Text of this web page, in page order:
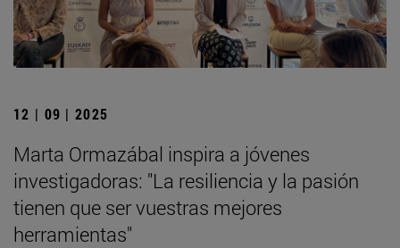
12 | 09 | 2025
Marta Ormazábal inspira a jóvenes
investigadoras: "La resiliencia y la pasión
tienen que ser vuestras mejores
herramientas"